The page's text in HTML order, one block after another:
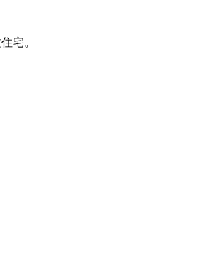
宅。